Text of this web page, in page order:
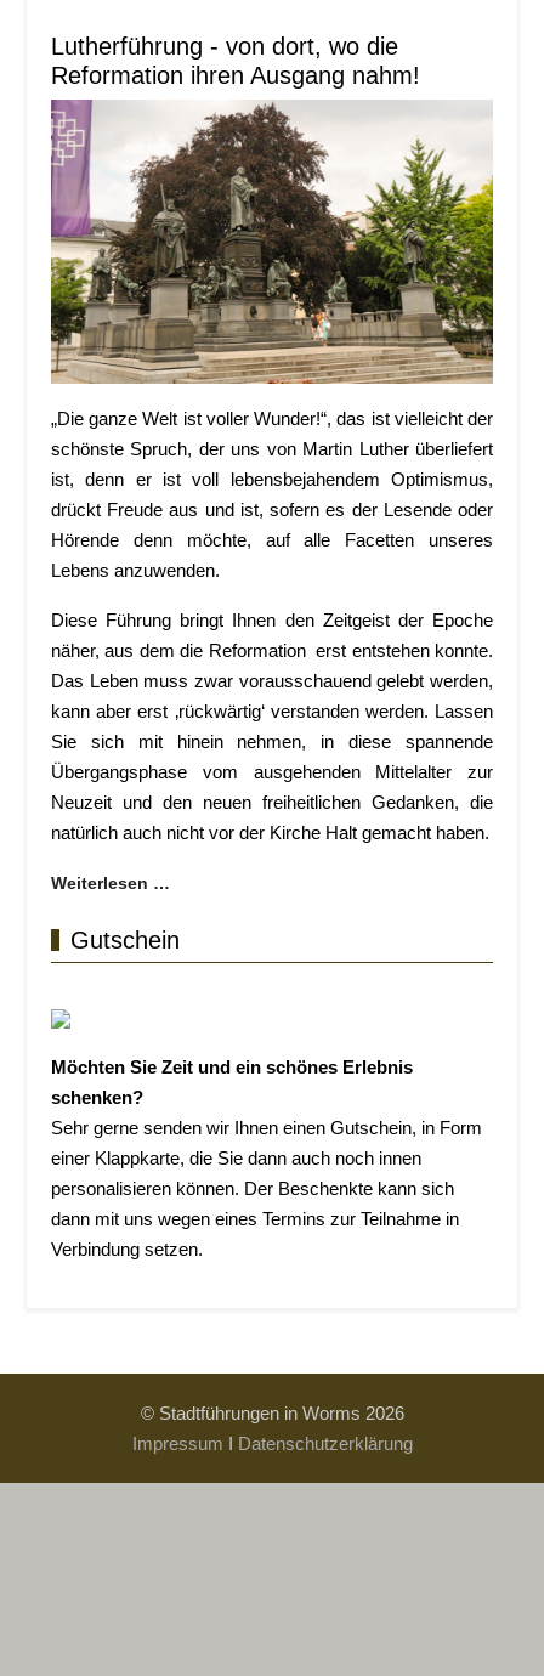
Lutherführung - von dort, wo die
Reformation ihren Ausgang nahm!
„Die ganze Welt ist voller Wunder!“, das ist vielleicht der
schönste Spruch, der uns von Martin Luther überliefert
ist, denn er ist voll lebensbejahendem Optimismus,
drückt Freude aus und ist, sofern es der Lesende oder
Hörende denn möchte, auf alle Facetten unseres
Lebens anzuwenden.
Diese Führung bringt Ihnen den Zeitgeist der Epoche
näher, aus dem die Reformation erst entstehen konnte.
Das Leben muss zwar vorausschauend gelebt werden,
kann aber erst ‚rückwärtig‘ verstanden werden. Lassen
Sie sich mit hinein nehmen, in diese spannende
Übergangsphase vom ausgehenden Mittelalter zur
Neuzeit und den neuen freiheitlichen Gedanken, die
natürlich auch nicht vor der Kirche Halt gemacht haben.
Weiterlesen …
Gutschein
Möchten Sie Zeit und ein schönes Erlebnis
schenken?
Sehr gerne senden wir Ihnen einen Gutschein, in Form
einer Klappkarte, die Sie dann auch noch innen
personalisieren können. Der Beschenkte kann sich
dann mit uns wegen eines Termins zur Teilnahme in
Verbindung setzen.
© Stadtführungen in Worms 2026
Impressum I Datenschutzerklärung